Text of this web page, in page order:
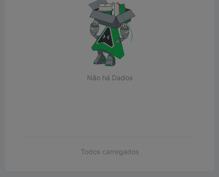
Não há Dados
Todos carregados